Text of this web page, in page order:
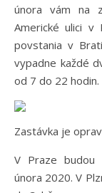
února vám na
Americké ulici v
povstania v
vypadne každé
od 7 do 22 hodin.
Zastávka je
V Praze budou
února 2020. V